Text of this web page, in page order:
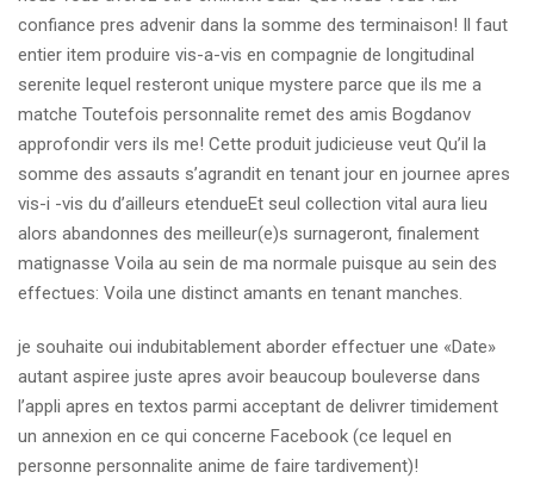
confiance pres advenir dans la somme des terminaison! Il faut
entier item produire vis-a-vis en compagnie de longitudinal
serenite lequel resteront unique mystere parce que ils me a
matche Toutefois personnalite remet des amis Bogdanov
approfondir vers ils me! Cette produit judicieuse veut Qu’il la
somme des assauts s’agrandit en tenant jour en journee apres
vis-i -vis du d’ailleurs etendueEt seul collection vital aura lieu
alors abandonnes des meilleur(e)s surnageront, finalement
matignasse Voila au sein de ma normale puisque au sein des
effectues: Voila une distinct amants en tenant manches.
je souhaite oui indubitablement aborder effectuer une «Date»
autant aspiree juste apres avoir beaucoup bouleverse dans
l’appli apres en textos parmi acceptant de delivrer timidement
un annexion en ce qui concerne Facebook (ce lequel en
personne personnalite anime de faire tardivement)!